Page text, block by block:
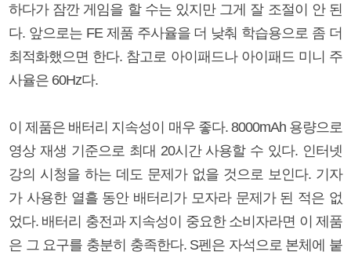
하다가 잠깐 게임을 할 수는 있지만 그게 잘 조절이 안 된
다. 앞으로는 FE 제품 주사율을 더 낮춰 학습용으로 좀 더
최적화했으면 한다. 참고로 아이패드나 아이패드 미니 주
사율은 60Hz다.
이 제품은 배터리 지속성이 매우 좋다. 8000mAh 용량으로
영상 재생 기준으로 최대 20시간 사용할 수 있다. 인터넷
강의 시청을 하는 데도 문제가 없을 것으로 보인다. 기자
가 사용한 열흘 동안 배터리가 모자라 문제가 된 적은 없
었다. 배터리 충전과 지속성이 중요한 소비자라면 이 제품
은 그 요구를 충분히 충족한다. S펜은 자석으로 본체에 붙